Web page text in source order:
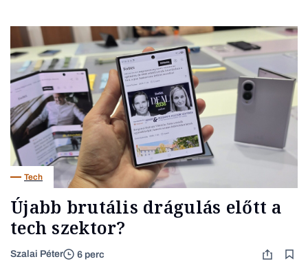
Tech
Újabb brutális drágulás előtt a
tech szektor?
Szalai Péter 6 perc